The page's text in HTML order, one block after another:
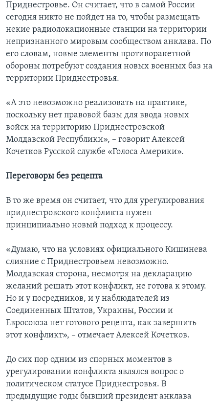
Приднестровье. Он считает, что в самой России
сегодня никто не пойдет на то, чтобы размещать
некие радиолокационные станции на территории
непризнанного мировым сообществом анклава. По
его словам, новые элементы противоракетной
обороны потребуют создания новых военных баз на
территории Приднестровья.
«А это невозможно реализовать на практике,
поскольку нет правовой базы для ввода новых
войск на территорию Приднестровской
Молдавской Республики», – говорит Алексей
Кочетков Русской службе «Голоса Америки».
Переговоры без рецепта
В то же время он считает, что для урегулирования
приднестровского конфликта нужен
принципиально новый подход к процессу.
«Думаю, что на условиях официального Кишинева
слияние с Приднестровьем невозможно.
Молдавская сторона, несмотря на декларацию
желаний решать этот конфликт, не готова к этому.
Но и у посредников, и у наблюдателей из
Соединенных Штатов, Украины, России и
Евросоюза нет готового рецепта, как завершить
этот конфликт», – отмечает Алексей Кочетков.
До сих пор одним из спорных моментов в
урегулировании конфликта являлся вопрос о
политическом статусе Приднестровья. В
предыдущие годы бывший президент анклава